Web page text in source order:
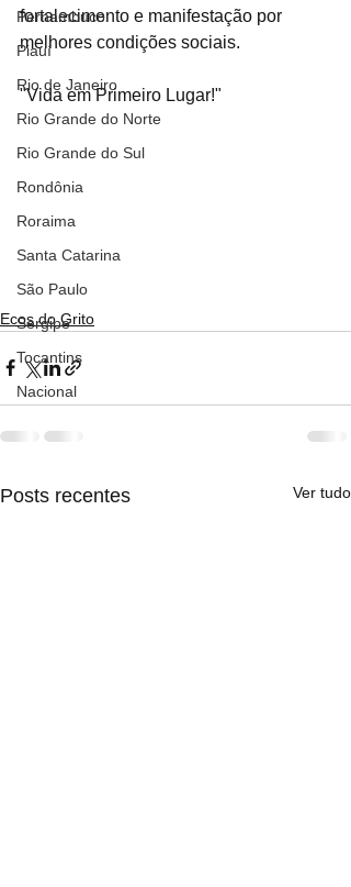
Pernambuco
Piauí
Rio de Janeiro
Rio Grande do Norte
Rio Grande do Sul
Rondônia
Roraima
Santa Catarina
São Paulo
Sergipe
Tocantins
Nacional
fortalecimento e manifestação por
melhores condições sociais.
"Vida em Primeiro Lugar!"
Ecos do Grito
Posts recentes Ver tudo